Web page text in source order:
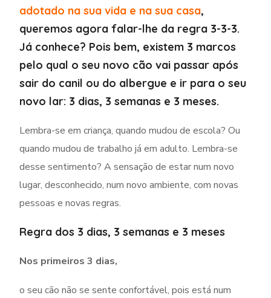
adotado na sua vida e na sua casa,
queremos agora falar-lhe da regra 3-3-3.
Já conhece? Pois bem, existem 3 marcos
pelo qual o seu novo cão vai passar após
sair do canil ou do albergue e ir para o seu
novo lar: 3 dias, 3 semanas e 3 meses.
Lembra-se em criança, quando mudou de escola? Ou
quando mudou de trabalho já em adulto. Lembra-se
desse sentimento? A sensação de estar num novo
lugar, desconhecido, num novo ambiente, com novas
pessoas e novas regras.
Regra dos 3 dias, 3 semanas e 3 meses
Nos primeiros 3 dias,
o seu cão não se sente confortável, pois está num